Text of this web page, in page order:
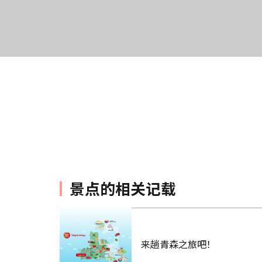
景点的相关记载
来趟青森之旅吧！